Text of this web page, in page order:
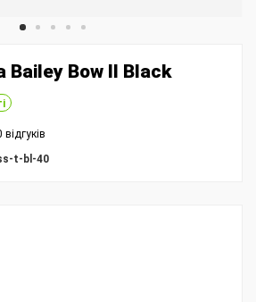
Bailey Bow II Black
відгуків
t-bl-40